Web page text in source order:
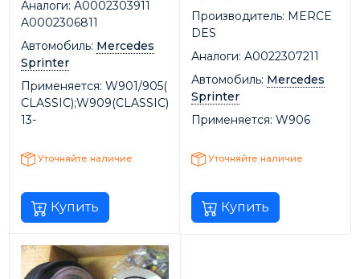
Аналоги: A0002303911
A0002306811
Автомобиль: Mercedes
Sprinter
Применяется: W901/905(
CLASSIC);W909(CLASSIC)
13-
Уточняйте наличие
Купить
Производитель: MERCE
DES
Аналоги: A0022307211
Автомобиль: Mercedes
Sprinter
Применяется: W906
Уточняйте наличие
Купить